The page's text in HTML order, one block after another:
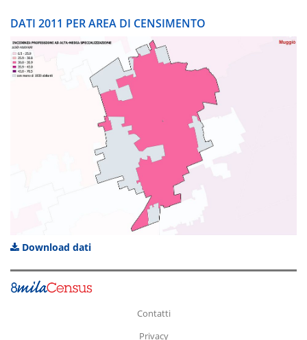
DATI 2011 PER AREA DI CENSIMENTO
Download dati
Contatti
Privacy